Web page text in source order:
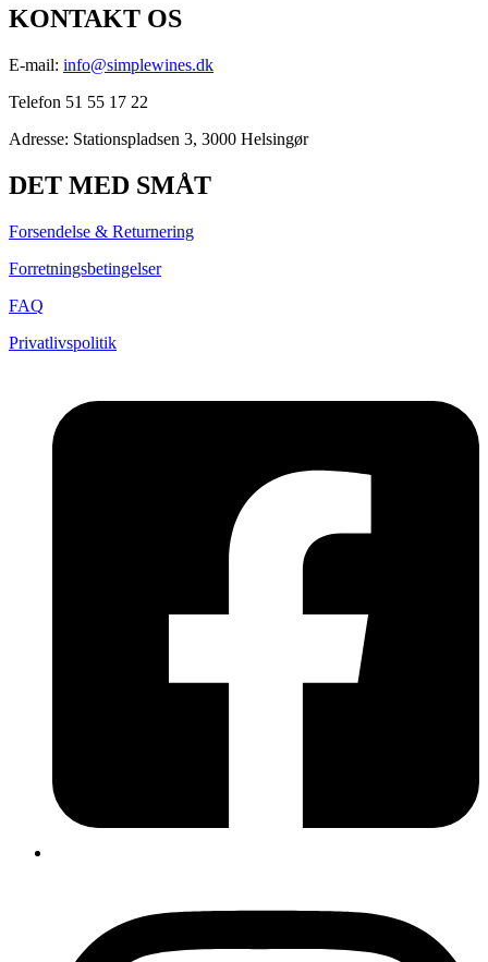
KONTAKT OS
E-mail: info@simplewines.dk
Telefon 51 55 17 22
Adresse: Stationspladsen 3, 3000 Helsingør
DET MED SMÅT
Forsendelse & Returnering
Forretningsbetingelser
FAQ
Privatlivspolitik